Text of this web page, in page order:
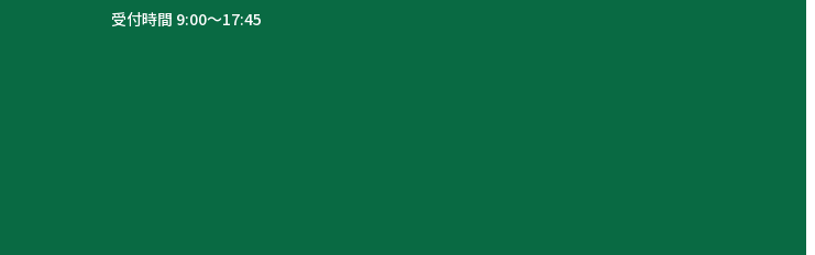
受付時間 9:00〜17:45